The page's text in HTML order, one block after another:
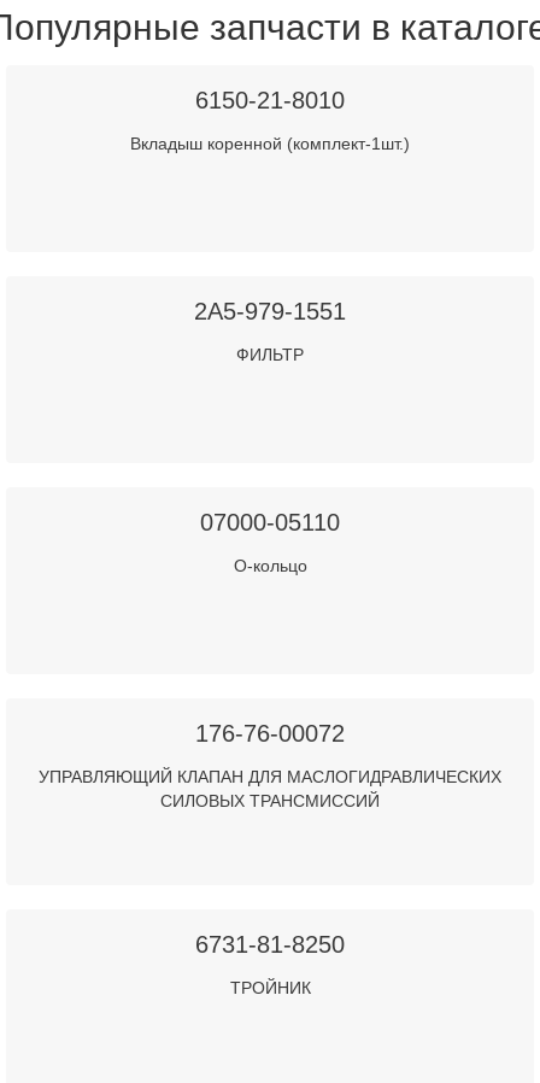
запчасти в
6150-21-8010
Вкладыш коренной (комплект-1шт.)
2A5-979-1551
ФИЛЬТР
07000-05110
О-кольцо
176-76-00072
УПРАВЛЯЮЩИЙ КЛАПАН ДЛЯ МАСЛОГИДРАВЛИЧЕСКИХ
СИЛОВЫХ ТРАНСМИССИЙ
6731-81-8250
ТРОЙНИК